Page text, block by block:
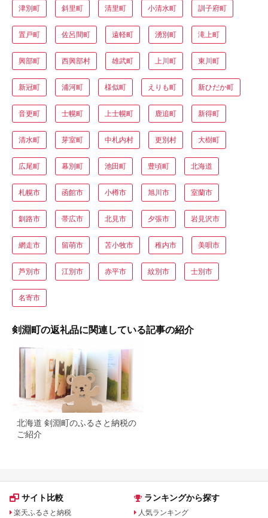
津別町 斜里町 清里町 小清水町 訓子府町
置戸町 佐呂間町 遠軽町 湧別町 滝上町
興部町 西興部村 雄武町 上川町 東川町
新冠町 浦河町 様似町 えりも町 新ひだか町
音更町 士幌町 上士幌町 鹿追町 新得町
清水町 芽室町 中札内村 更別村 大樹町
広尾町 幕別町 池田町 豊頃町 北海道
札幌市 函館市 小樽市 旭川市 室蘭市
釧路市 帯広市 北見市 夕張市 岩見沢市
網走市 留萌市 苫小牧市 稚内市 美唄市
芦別市 江別市 赤平市 紋別市 士別市
名寄市
剣淵町の返礼品に関連している記事の紹介
北海道 剣淵町のふるさと納税の
ご紹介
サイト比較
楽天ふるさと納税
ランキングから探す
人気ランキング